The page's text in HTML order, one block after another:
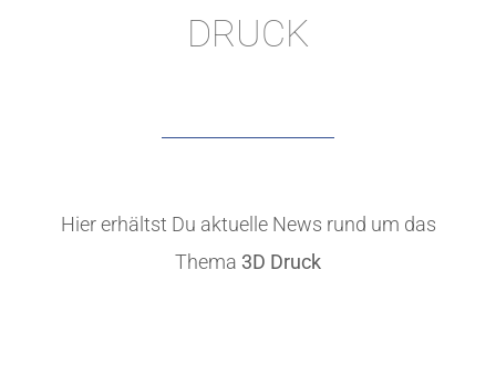
DRUCK
Hier erhältst Du aktuelle News rund um das
Thema 3D Druck